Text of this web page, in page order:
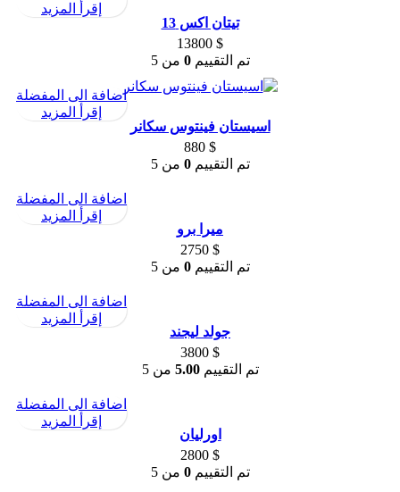
تيتان اكس 13
تم التقييم0 من 5
13800 $
إقرأ المزيد
اسيستان فينتوس سكانر
تم التقييم0 من 5
880 $
اضافة الى المفضلة
إقرأ المزيد
ميرا برو
تم التقييم0 من 5
2750 $
اضافة الى المفضلة
إقرأ المزيد
جولد ليجند
تم التقييم5.00 من 5
3800 $
اضافة الى المفضلة
إقرأ المزيد
اورليان
تم التقييم0 من 5
2800 $
اضافة الى المفضلة
إقرأ المزيد